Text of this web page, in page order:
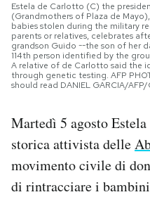
SHOP
CALENDARIO
AREA PERSONALE
Area Personale
Estela de Carlotto (C) the
(Grandmothers of Plaza de
babies stolen during the military
parents or relatives, celebrates
grandson Guido --the son of her
114th person identified by the
A relative of de Carlotto said the
through genetic testing. AFP
should read DANIEL GARCIA/
Martedì 5 agosto
storica attivista delle
movimento civile di
di rintracciare i